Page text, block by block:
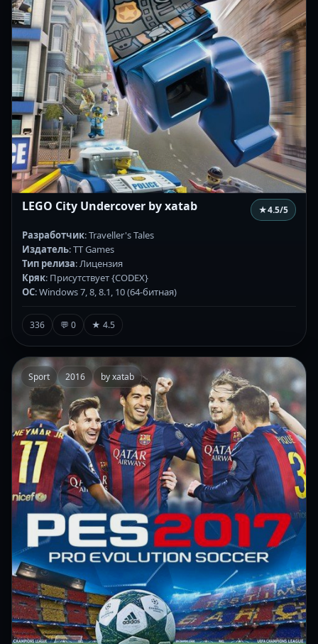
LEGO City Undercover by xatab ★4.5/5
Разработчик: Traveller's Tales
Издатель: TT Games
Тип релиза: Лицензия
Кряк: Присутствует {CODEX}
ОС: Windows 7, 8, 8.1, 10 (64-битная)
336 💬 0 ★ 4.5
Sport 2016 by xatab